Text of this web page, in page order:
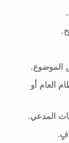
الموضوع.
العام أو
المدعي.